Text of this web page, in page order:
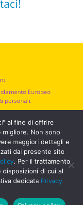
Europeo
personali.
al fine di offrire
migliore. Non sono
maggiori dettagli e
dal presente sito
. Per il trattamento
di cui al
dedicata Privacy